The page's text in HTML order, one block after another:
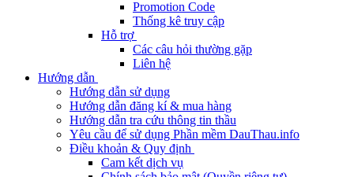
Promotion Code
Thống kê truy cập
Hỗ trợ
Các câu hỏi thường gặp
Liên hệ
Hướng dẫn
Hướng dẫn sử dụng
Hướng dẫn đăng kí & mua hàng
Hướng dẫn tra cứu thông tin thầu
Yêu cầu để sử dụng Phần mềm DauThau.info
Điều khoản & Quy định
Cam kết dịch vụ